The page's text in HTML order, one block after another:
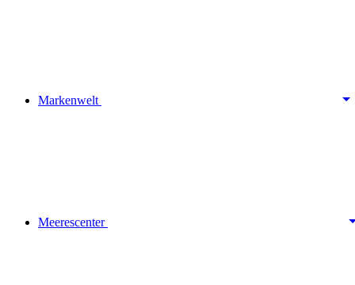
Markenwelt
Meerescenter